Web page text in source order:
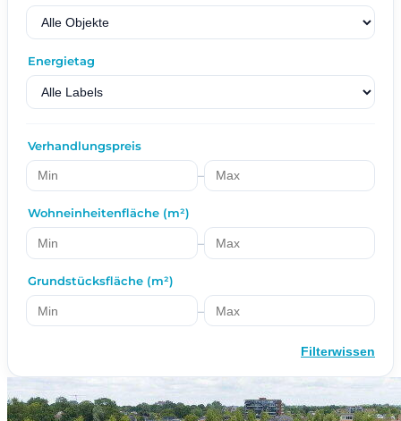
Energietag
Verhandlungspreis
–
Wohneinheitenfläche (m²)
–
Grundstücksfläche (m²)
–
Filterwissen